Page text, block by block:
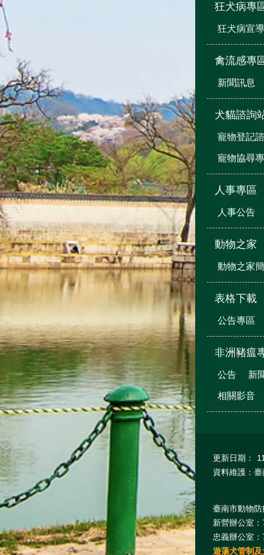
狂犬病專
狂犬病宣
禽流感專
新聞訊息
犬貓諮詢
寵物登記
寵物協尋
人事專區
人事公告
動物之家
動物之家
表格下載
公告專區
非洲豬瘟
公告 新
相關影音
更新日期：
資料維護：
臺南市動物
新營辦公室
忠義辦公室
遊蕩犬管制